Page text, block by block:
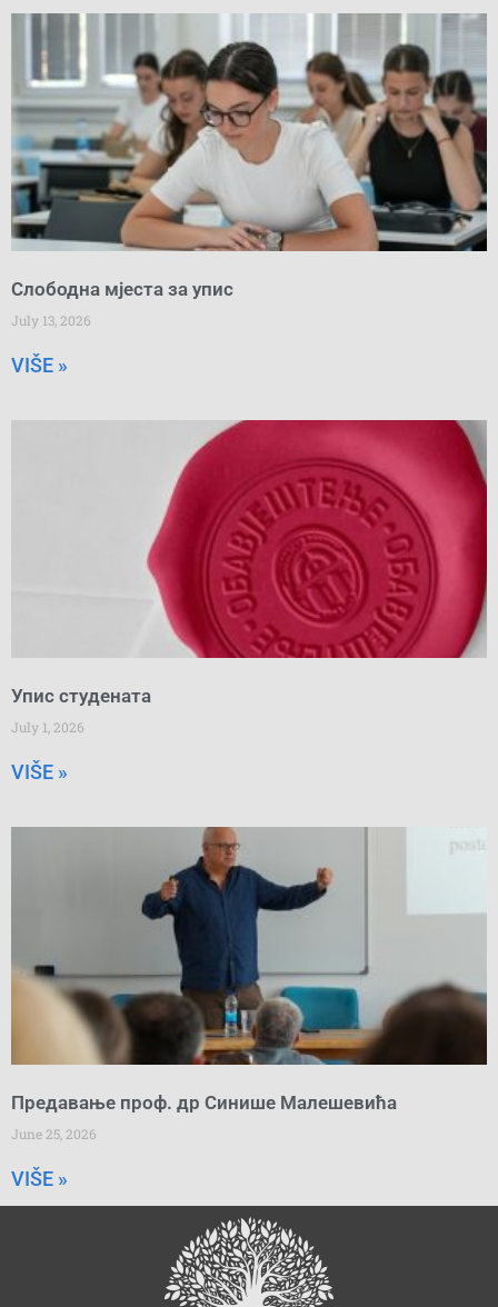
Слободна мјеста за упис
July 13, 2026
VIŠE »
Упис студената
July 1, 2026
VIŠE »
Предавање проф. др Синише Малешевића
June 25, 2026
VIŠE »